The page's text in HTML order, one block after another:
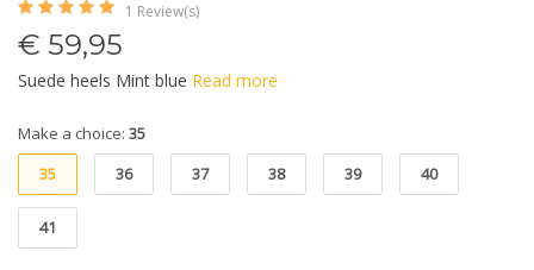
1 Review(s)
€ 59,95
Suede heels Mint blue Read more
Make a choice: 35
35
36 37 38 39 40
41